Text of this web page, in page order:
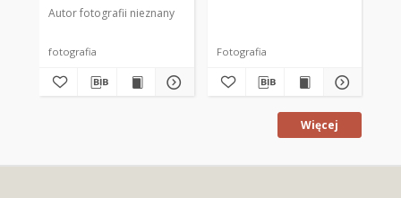
Autor fotografii nieznany
fotografia Fotografia
Więcej